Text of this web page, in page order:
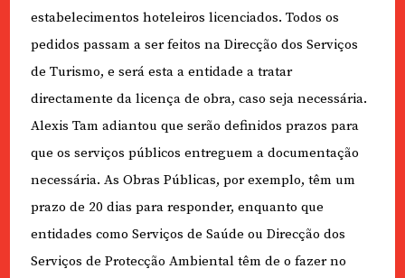
estabelecimentos hoteleiros licenciados. Todos os
pedidos passam a ser feitos na Direcção dos Serviços
de Turismo, e será esta a entidade a tratar
directamente da licença de obra, caso seja necessária.
Alexis Tam adiantou que serão definidos prazos para
que os serviços públicos entreguem a documentação
necessária. As Obras Públicas, por exemplo, têm um
prazo de 20 dias para responder, enquanto que
entidades como Serviços de Saúde ou Direcção dos
Serviços de Protecção Ambiental têm de o fazer no